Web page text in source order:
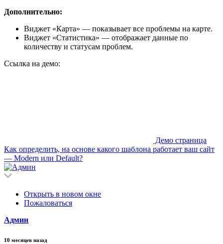
Дополнительно:
Виджет «Карта» — показывает все проблемы на карте.
Виджет «Статистика» — отображает данные по
количеству и статусам проблем.
Ссылка на демо:
Демо страница
Как определить, на основе какого шаблона работает ваш сайт
— Modern или Default?
Открыть в новом окне
Пожаловаться
Админ
10 месяцев назад